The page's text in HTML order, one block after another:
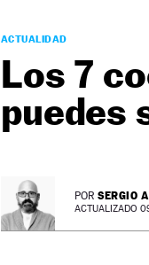
ACTUALIDAD
Los 7
puedes
POR SERGIO
ACTUALIZADO